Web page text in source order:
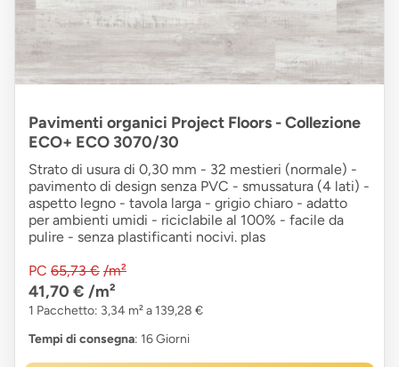
Pavimenti organici Project Floors - Collezione
ECO+ ECO 3070/30
Strato di usura di 0,30 mm - 32 mestieri (normale) -
pavimento di design senza PVC - smussatura (4 lati) -
aspetto legno - tavola larga - grigio chiaro - adatto
per ambienti umidi - riciclabile al 100% - facile da
pulire - senza plastificanti nocivi. plas
PC 65,73 € /m²
41,70 € /m²
1 Pacchetto: 3,34 m² a 139,28 €
Tempi di consegna: 16 Giorni